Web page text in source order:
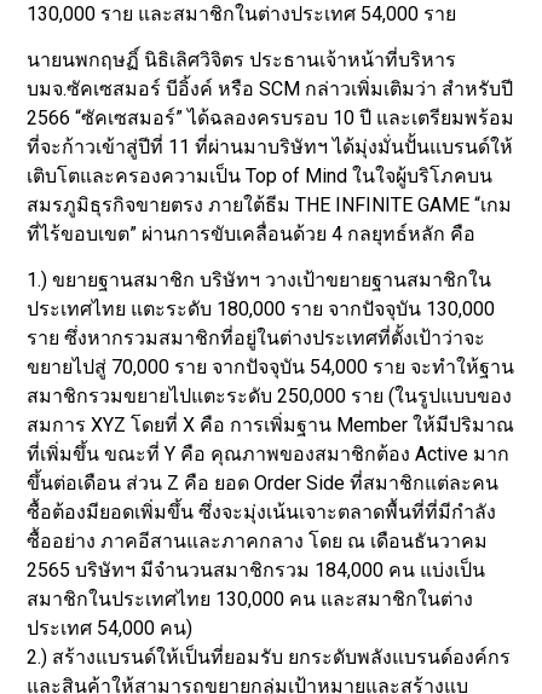
130,000 ราย และสมาชิกในต่างประเทศ 54,000 ราย
นายนพกฤษฏิ์ นิธิเลิศวิจิตร ประธานเจ้าหน้าที่บริหาร
บมจ.ซัคเซสมอร์ บีอิ้งค์ หรือ SCM กล่าวเพิ่มเติมว่า สำหรับปี
2566 “ซัคเซสมอร์” ได้ฉลองครบรอบ 10 ปี และเตรียมพร้อม
ที่จะก้าวเข้าสู่ปีที่ 11 ที่ผ่านมาบริษัทฯ ได้มุ่งมั่นปั้นแบรนด์ให้
เติบโตและครองความเป็น Top of Mind ในใจผู้บริโภคบน
สมรภูมิธุรกิจขายตรง ภายใต้ธีม THE INFINITE GAME “เกม
ที่ไร้ขอบเขต” ผ่านการขับเคลื่อนด้วย 4 กลยุทธ์หลัก คือ
1.) ขยายฐานสมาชิก บริษัทฯ วางเป้าขยายฐานสมาชิกใน
ประเทศไทย แตะระดับ 180,000 ราย จากปัจจุบัน 130,000
ราย ซึ่งหากรวมสมาชิกที่อยู่ในต่างประเทศที่ตั้งเป้าว่าจะ
ขยายไปสู่ 70,000 ราย จากปัจจุบัน 54,000 ราย จะทำให้ฐาน
สมาชิกรวมขยายไปแตะระดับ 250,000 ราย (ในรูปแบบของ
สมการ XYZ โดยที่ X คือ การเพิ่มฐาน Member ให้มีปริมาณ
ที่เพิ่มขึ้น ขณะที่ Y คือ คุณภาพของสมาชิกต้อง Active มาก
ขึ้นต่อเดือน ส่วน Z คือ ยอด Order Side ที่สมาชิกแต่ละคน
ซื้อต้องมียอดเพิ่มขึ้น ซึ่งจะมุ่งเน้นเจาะตลาดพื้นที่ที่มีกำลัง
ซื้ออย่าง ภาคอีสานและภาคกลาง โดย ณ เดือนธันวาคม
2565 บริษัทฯ มีจำนวนสมาชิกรวม 184,000 คน แบ่งเป็น
สมาชิกในประเทศไทย 130,000 คน และสมาชิกในต่าง
ประเทศ 54,000 คน)
2.) สร้างแบรนด์ให้เป็นที่ยอมรับ ยกระดับพลังแบรนด์องค์กร
และสินค้าให้สามารถขยายกลุ่มเป้าหมายและสร้างแบ